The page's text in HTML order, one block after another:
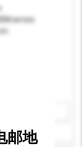
service
邮地